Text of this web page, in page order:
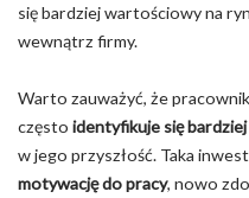
się bardziej wartościowy na
wewnątrz firmy.
Warto zauważyć, że
często identyfikuje się
w jego przyszłość. Taka
motywację do pracy, nowo